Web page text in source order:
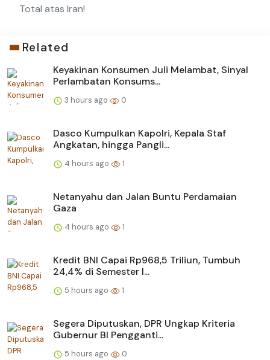
Total atas Iran!
Related
Keyakinan Konsumen Juli Melambat, Sinyal
Perlambatan Konsums...
3 hours ago 0
Dasco Kumpulkan Kapolri, Kepala Staf
Angkatan, hingga Pangli...
4 hours ago 1
Netanyahu dan Jalan Buntu Perdamaian
Gaza
4 hours ago 1
Kredit BNI Capai Rp968,5 Triliun, Tumbuh
24,4% di Semester I...
5 hours ago 1
Segera Diputuskan, DPR Ungkap Kriteria
Gubernur BI Pengganti...
5 hours ago 0